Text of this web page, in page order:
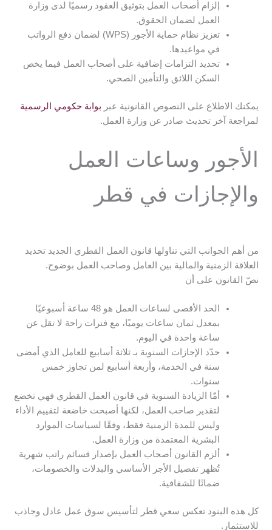
إلزام أصحاب العمل بتوثيق العقود رسميًا لدى وزارة
العمل لضمان الحقوق.
تعزيز نظام حماية الأجور (WPS) لضمان دفع الرواتب
في مواعيدها.
تحديد التزامات إضافية على أصحاب العمل فيما يخص
السكن اللائق والتأمين الصحي.
يمكنك الاطلاع على النصوص القانونية عبر بوابة حكومي الرسمية
لمراجعة آخر تحديث صادر عن وزارة العمل.
الأجور وساعات العمل
والإجازات في قطر
من أهم الجوانب التي تناولها قانون العمل القطري الجديد تحديد
العلاقة الزمنية والمالية بين العامل وصاحب العمل بوضوح.
نصّ القانون على أن
الحد الأقصى لساعات العمل هو 48 ساعة أسبوعيًا
بمعدل ثمان ساعات يوميًا، مع فترات راحة لا تقل عن
ساعة واحدة في اليوم.
حدّد الإجازات السنوية بـ ثلاثة أسابيع للعامل الذي أمضى
سنة في الخدمة، وأربعة أسابيع لمن تجاوز خمس
سنوات.
أمّا الزيادة السنوية في قانون العمل القطري فهي تخضع
لتقدير صاحب العمل، لكنها أصبحت خاضعة لتقييم الأداء
وليس للمدة الزمنية فقط، وفقًا لسياسات الموارد
البشرية المعتمدة من وزارة العمل.
ألزم القانون أصحاب العمل بإصدار قسائم راتب شهرية
تُظهر تفصيل الأجر الأساسي والبدلات والخصومات،
ضمانًا للشفافية.
كل هذه البنود تعكس سعي قطر لتأسيس سوق عمل عادل وجاذب
للاستثمار.